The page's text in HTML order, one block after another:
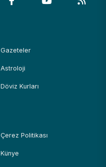
Gazeteler
Astroloji
Döviz Kurları
Çerez Politikası
Künye